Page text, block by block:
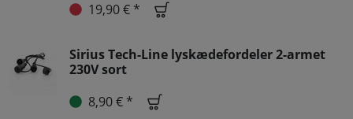
19,90 € *
Sirius Tech-Line lyskædefordeler 2-armet
230V sort
8,90 € *